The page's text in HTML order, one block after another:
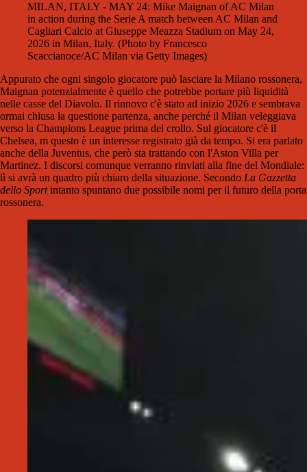
MILAN, ITALY - MAY 24: Mike Maignan of AC Milan
in action during the Serie A match between AC Milan and
Cagliari Calcio at Giuseppe Meazza Stadium on May 24,
2026 in Milan, Italy. (Photo by Francesco
Scaccianoce/AC Milan via Getty Images)
Appurato che ogni singolo giocatore può lasciare la Milano rossonera,
Maignan potenzialmente è quello che potrebbe portare più liquidità
nelle casse del Diavolo. Il rinnovo c'è stato ad inizio 2026 e sembrava
ormai chiusa la questione partenza, anche perché il Milan veleggiava
verso la Champions League prima del crollo. Sul giocatore c'è il
Chelsea, m questo è un interesse registrato già da tempo. Si era parlato
anche della Juventus, che però sta trattando con l'Aston Villa per
Martinez. I discorsi comunque verranno rinviati alla fine del Mondiale:
lì si avrà un quadro più chiaro della situazione. Secondo La Gazzetta
dello Sportintanto spuntano due possibile nomi per il futuro della porta
rossonera.